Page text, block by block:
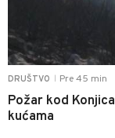
DRUŠTVO Pre 45 min
Požar kod
kućama